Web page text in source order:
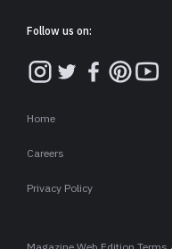
Follow us on:
Home
Careers
Privacy Policy